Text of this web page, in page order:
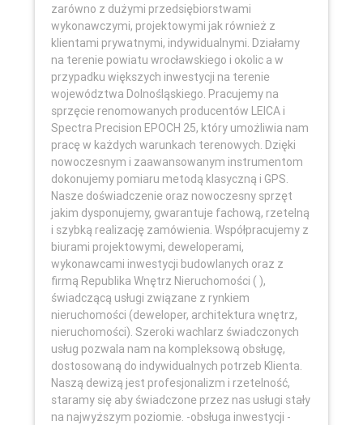
zarówno z dużymi przedsiębiorstwami
wykonawczymi, projektowymi jak również z
klientami prywatnymi, indywidualnymi. Działamy
na terenie powiatu wrocławskiego i okolic a w
przypadku większych inwestycji na terenie
województwa Dolnośląskiego. Pracujemy na
sprzęcie renomowanych producentów LEICA i
Spectra Precision EPOCH 25, który umożliwia nam
pracę w każdych warunkach terenowych. Dzięki
nowoczesnym i zaawansowanym instrumentom
dokonujemy pomiaru metodą klasyczną i GPS.
Nasze doświadczenie oraz nowoczesny sprzęt
jakim dysponujemy, gwarantuje fachową, rzetelną
i szybką realizację zamówienia. Współpracujemy z
biurami projektowymi, deweloperami,
wykonawcami inwestycji budowlanych oraz z
firmą Republika Wnętrz Nieruchomości ( ),
świadczącą usługi związane z rynkiem
nieruchomości (deweloper, architektura wnętrz,
nieruchomości). Szeroki wachlarz świadczonych
usług pozwala nam na kompleksową obsługę,
dostosowaną do indywidualnych potrzeb Klienta.
Naszą dewizą jest profesjonalizm i rzetelność,
staramy się aby świadczone przez nas usługi stały
na najwyższym poziomie. -obsługa inwestycji -